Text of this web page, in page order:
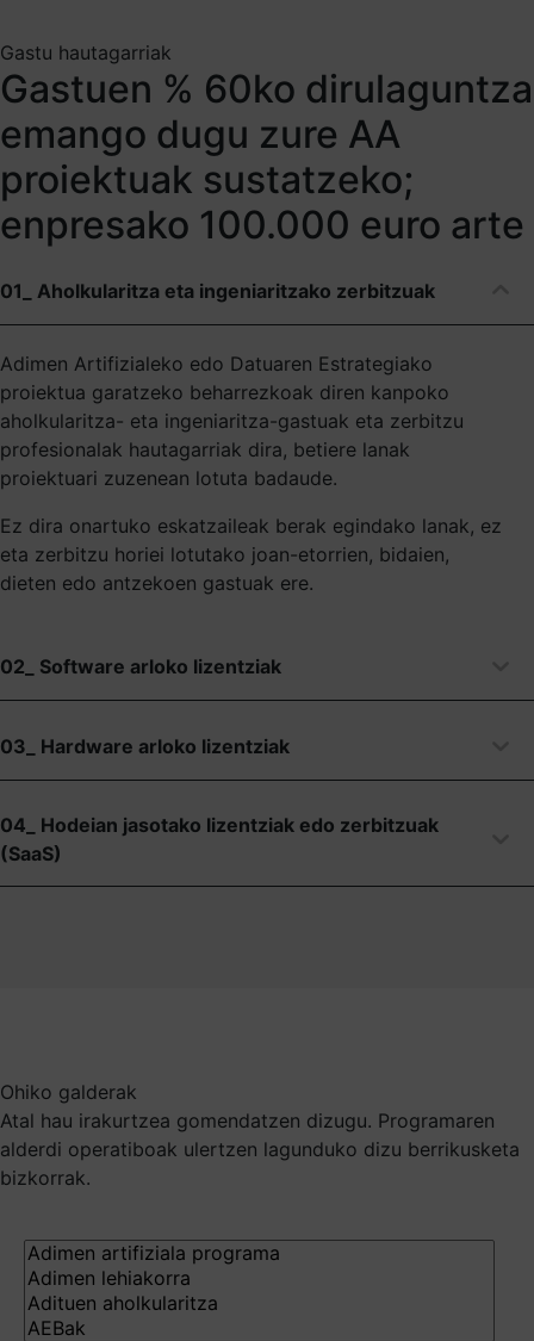
Gastu hautagarriak
Gastuen % 60ko dirulaguntza
emango dugu zure AA
proiektuak sustatzeko;
enpresako 100.000 euro arte
01_ Aholkularitza eta ingeniaritzako zerbitzuak
Adimen Artifizialeko edo Datuaren Estrategiako
proiektua garatzeko beharrezkoak diren kanpoko
aholkularitza- eta ingeniaritza-gastuak eta zerbitzu
profesionalak hautagarriak dira, betiere lanak
proiektuari zuzenean lotuta badaude.
Ez dira onartuko eskatzaileak berak egindako lanak, ez
eta zerbitzu horiei lotutako joan-etorrien, bidaien,
dieten edo antzekoen gastuak ere.
02_ Software arloko lizentziak
03_ Hardware arloko lizentziak
04_ Hodeian jasotako lizentziak edo zerbitzuak
(SaaS)
Ohiko galderak
Atal hau irakurtzea gomendatzen dizugu. Programaren
alderdi operatiboak ulertzen lagunduko dizu berrikusketa
bizkorrak.